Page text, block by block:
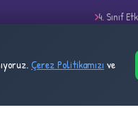
4. Sınıf
Akıl ve
Çerez Politikamızı ve